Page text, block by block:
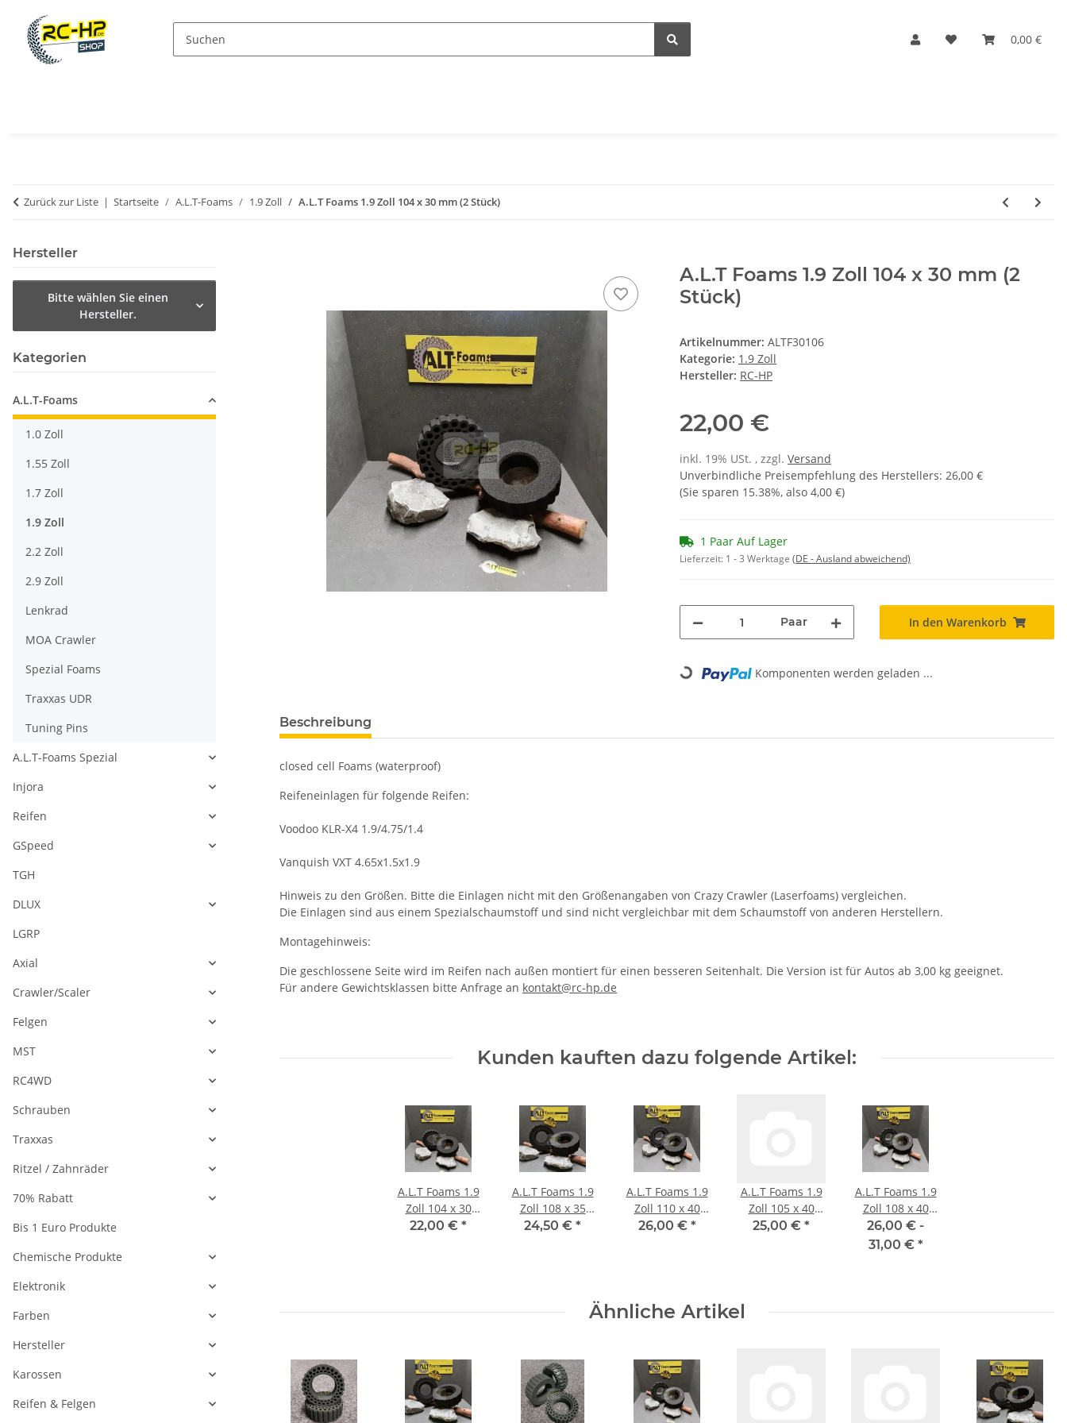
0,00 €
Zurück zur Liste Startseite A.L.T-Foams 1.9 Zoll A.L.T Foams 1.9 Zoll 104 x 30 mm (2 Stück)
A.L.T Foams 1.9 Zoll 104 x 30 mm (2
Stück)
Artikelnummer: ALTF30106
Kategorie: 1.9 Zoll
Hersteller: RC-HP
22,00 €
inkl. 19% USt. , zzgl. Versand
Unverbindliche Preisempfehlung des Herstellers: 26,00 €
(Sie sparen 15.38%, also 4,00 €)
1 Paar Auf Lager
Lieferzeit: 1 - 3 Werktage (DE - Ausland abweichend)
Paar In den Warenkorb
Loading... Komponenten werden geladen ...
Beschreibung
closed cell Foams (waterproof)
Reifeneinlagen für folgende Reifen:
Voodoo KLR-X4 1.9/4.75/1.4
Vanquish VXT 4.65x1.5x1.9
Hinweis zu den Größen. Bitte die Einlagen nicht mit den Größenangaben von Crazy Crawler (Laserfoams) vergleichen.
Die Einlagen sind aus einem Spezialschaumstoff und sind nicht vergleichbar mit dem Schaumstoff von anderen Herstellern.
Montagehinweis:
Die geschlossene Seite wird im Reifen nach außen montiert für einen besseren Seitenhalt. Die Version ist für Autos ab 3,00 kg geeignet.
Für andere Gewichtsklassen bitte Anfrage an kontakt@rc-hp.de
Kunden kauften dazu folgende Artikel:
A.L.T Foams 1.9
Zoll 104 x 30
mm für 1 Lage
22,00 € *
A.L.T Foams 1.9
Zoll 108 x 35
mm Soft (2
24,50 € *
A.L.T Foams 1.9
Zoll 110 x 40
mm Super Soft
26,00 € *
A.L.T Foams 1.9
Zoll 105 x 40
mm Ultra Super
25,00 € *
A.L.T Foams 1.9
Zoll 108 x 40
mm Super Soft
(2 Stück)
26,00 € -
31,00 € *
Ähnliche Artikel
Hersteller
Bitte wählen Sie einen
Hersteller.
Kategorien
A.L.T-Foams
1.0 Zoll
1.55 Zoll
1.7 Zoll
1.9 Zoll
2.2 Zoll
2.9 Zoll
Lenkrad
MOA Crawler
Spezial Foams
Traxxas UDR
Tuning Pins
A.L.T-Foams Spezial
Injora
Reifen
GSpeed
TGH
DLUX
LGRP
Axial
Crawler/Scaler
Felgen
MST
RC4WD
Schrauben
Traxxas
Ritzel / Zahnräder
70% Rabatt
Bis 1 Euro Produkte
Chemische Produkte
Elektronik
Farben
Hersteller
Karossen
Reifen & Felgen